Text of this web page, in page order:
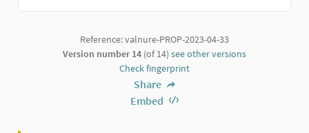
Reference: valnure-PROP-2023-04-33
Version number 14 (of 14) see other versions
Check fingerprint
Share
Embed